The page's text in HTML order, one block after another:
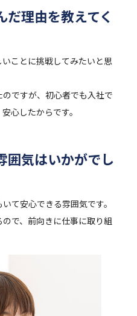
だ理由を教えてく
ことに挑戦してみたいと思
ですが、初心者でも入社で
心したからです。
囲気はいかがでし
て安心できる雰囲気です。
で、前向きに仕事に取り組